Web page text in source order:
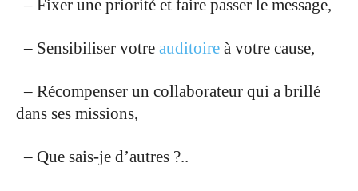
– Fixer une priorité et faire passer le message,
– Sensibiliser votre auditoire à votre cause,
– Récompenser un collaborateur qui a brillé
dans ses missions,
– Que sais-je d’autres ?..